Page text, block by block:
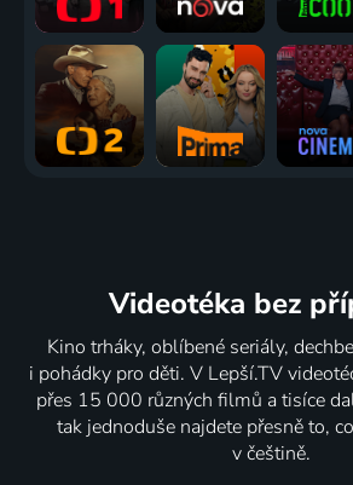
Videotéka bez
Kino trháky, oblíbené seriály,
i pohádky pro děti. V Lepší.TV
přes 15 000 různých filmů a tisíce
tak jednoduše najdete přesně to,
v češtině.